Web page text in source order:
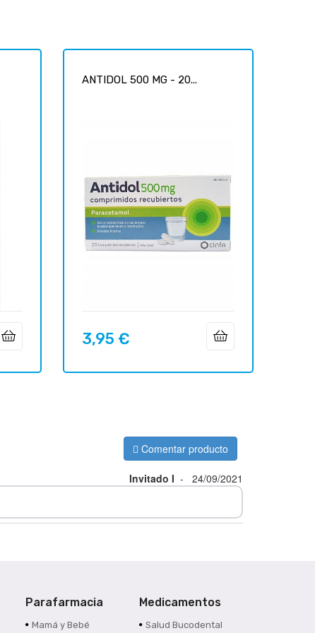
ANTIDOL 500 MG - 20...
Precio
3,95 €
Comentar producto
Invitado I -
24/09/2021
Parafarmacia
Mamá y Bebé
Medicamentos
Salud Bucodental